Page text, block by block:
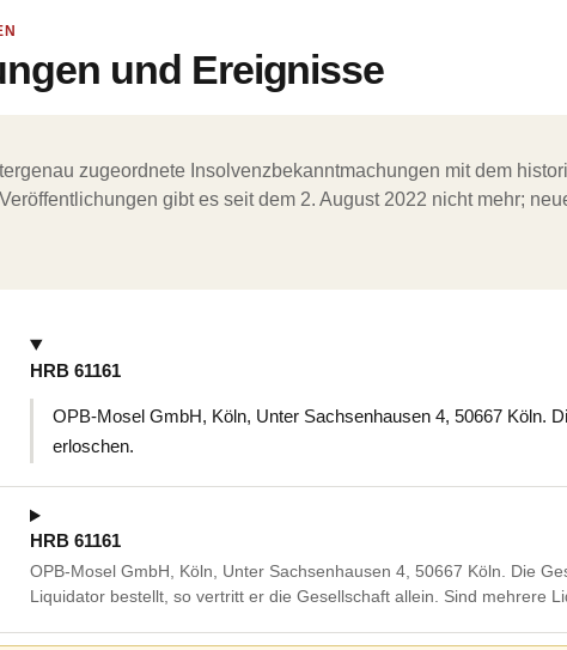
und Ereignisse
zugeordnete Insolvenzbekanntmachungen mit dem
gibt es seit dem 2. August 2022 nicht mehr;
HRB 61161
OPB-Mosel GmbH, Köln, Unter Sachsenhausen 4, 50667 Köln.
erloschen.
HRB 61161
OPB-Mosel GmbH, Köln, Unter Sachsenhausen 4, 50667 Köln. Die
Liquidator bestellt, so vertritt er die Gesellschaft allein. Sind mehrere